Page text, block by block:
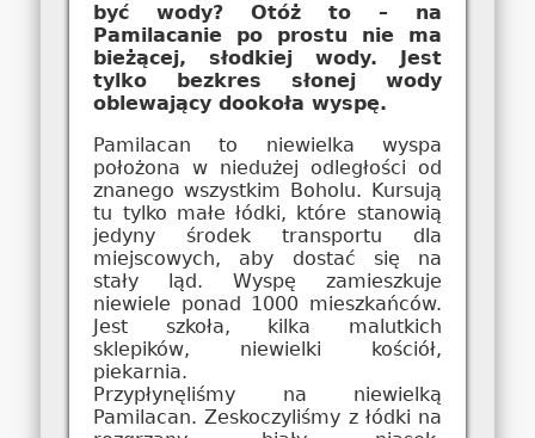
być wody? Otóż to – na
Pamilacanie po prostu nie ma
bieżącej, słodkiej wody. Jest
tylko bezkres słonej wody
oblewający dookoła wyspę.
Pamilacan to niewielka wyspa
położona w niedużej odległości od
znanego wszystkim Boholu. Kursują
tu tylko małe łódki, które stanowią
jedyny środek transportu dla
miejscowych, aby dostać się na
stały ląd. Wyspę zamieszkuje
niewiele ponad 1000 mieszkańców.
Jest szkoła, kilka malutkich
sklepików, niewielki kościół,
piekarnia.
Przypłynęliśmy na niewielką
Pamilacan. Zeskoczyliśmy z łódki na